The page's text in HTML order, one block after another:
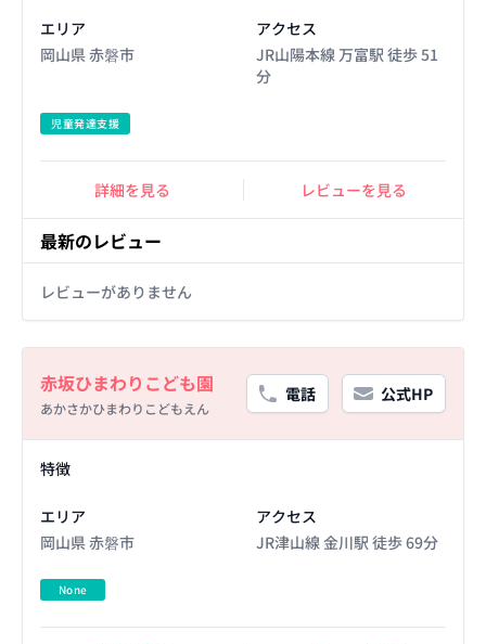
エリア
岡山県 赤磐市
アクセス
JR山陽本線 万富駅 徒歩 51
分
児童発達支援
詳細を見る レビューを見る
最新のレビュー
レビューがありません
赤坂ひまわりこども園
あかさかひまわりこどもえん
電話 公式HP
特徴
エリア
岡山県 赤磐市
アクセス
JR津山線 金川駅 徒歩 69分
None